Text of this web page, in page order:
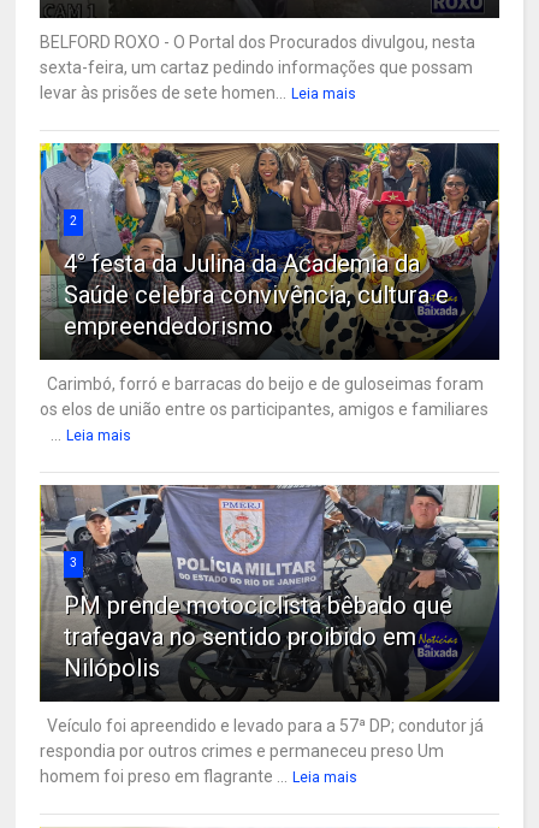
BELFORD ROXO - O Portal dos Procurados divulgou, nesta
sexta-feira, um cartaz pedindo informações que possam
levar às prisões de sete homen...
Leia mais
2
4° festa da Julina da Academia da
Saúde celebra convivência, cultura e
empreendedorismo
Carimbó, forró e barracas do beijo e de guloseimas foram
os elos de união entre os participantes, amigos e familiares
Leia mais
3
PM prende motociclista bêbado que
trafegava no sentido proibido em
Nilópolis
Veículo foi apreendido e levado para a 57ª DP; condutor já
respondia por outros crimes e permaneceu preso Um
homem foi preso em flagrante ...
Leia mais